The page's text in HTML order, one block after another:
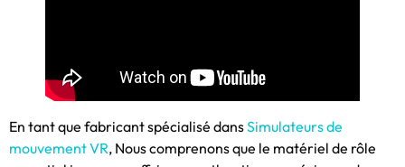
En tant que fabricant spécialisé dansSimulateurs de
mouvement VR, Nous comprenons que le matériel de rôle